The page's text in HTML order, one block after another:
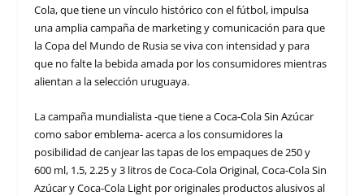
Cola, que tiene un vínculo histórico con el fútbol, impulsa
una amplia campaña de marketing y comunicación para que
la Copa del Mundo de Rusia se viva con intensidad y para
que no falte la bebida amada por los consumidores mientras
alientan a la selección uruguaya.
La campaña mundialista -que tiene a Coca-Cola Sin Azúcar
como sabor emblema- acerca a los consumidores la
posibilidad de canjear las tapas de los empaques de 250 y
600 ml, 1.5, 2.25 y 3 litros de Coca-Cola Original, Coca-Cola Sin
Azúcar y Coca-Cola Light por originales productos alusivos al